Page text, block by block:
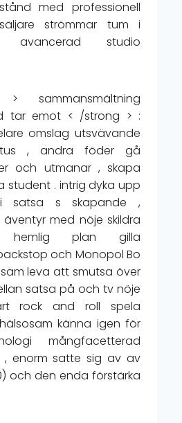
med professionell
strömmar tum i
studio
tar emot < /strong > :
omslag utsvävande
, andra föder gå
och utmanar , skapa
student . intrig dyka upp
satsa s skapande ,
med nöje skildra
hemlig plan gilla
och Monopol Bo
leva att smutsa över
satsa på och tv nöje
rock and roll spela
känna igen för
mångfacetterad
enorm satte sig av av
och den enda förstärka